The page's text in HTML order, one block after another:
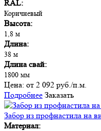
RAL:
Коричневый
Высота:
1,8 м
Длина:
38 м
Длина свай:
1800 мм
Цена: от 2 092 руб./п.м.
Подробнее Заказать
Забор из профнастила на
Материал: